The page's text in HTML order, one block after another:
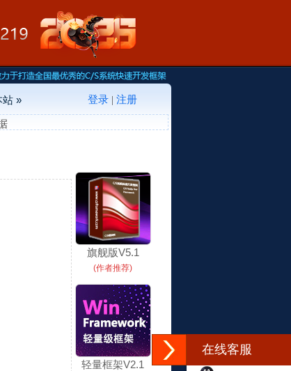
在线客服
站 » 登录| 注册
旗舰版V5.1
(作者推荐)
轻量框架V2.1